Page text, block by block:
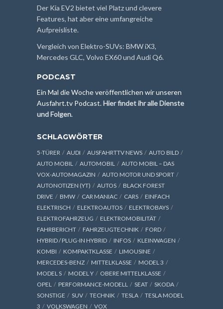
Der Kia EV2 bietet viel Platz und clevere
Features, hat aber eine umfangreiche
Aufpreisliste.
Vergleich von Elektro-SUVs: BMW iX3,
Mercedes GLC, Volvo EX60 und Audi Q6.
PODCAST
Ein Mal die Woche veröffentlichen wir unseren
Ausfahrt.tv Podcast.Hier findet ihr alle Dienste
und Folgen.
SCHLAGWÖRTER
5-TÜRER AUDI AUSFAHRTTV NEWS
AUTO BILD
AUTO MOBIL
AUTOMOBIL
AUTO MOBIL – DAS
VOX-AUTOMAGAZIN
AUTO MOTOR UND SPORT
AUTONOTIZEN (YT)
AUTOS
BLACK FOREST
DRIVE
BMW CAR MANIAC CARS
EINFACH
ELEKTRISCH
ELEKTROAUTOS
ELEKTROBAYS
ELEKTROFAHRZEUG
ELEKTROMOBILITÄT
FAHRBERICHT
FAHRZEUGTECHNIK
FORD
HYBRID / PLUG-IN HYBRID
INFOS
KLEINWAGEN
KOMBI
KOMPAKTKLASSE
LIMOUSINE
MERCEDES-BENZ
MITTELKLASSE
MODEL 3
MODEL S
MODEL Y
OBERE MITTELKLASSE
OPEL
PERFORMANCE-MODELL SEAT
SKODA
SONSTIGE
SUV TECHNIK TESLA
TESLA MODEL
3
VOLKSWAGEN VOX